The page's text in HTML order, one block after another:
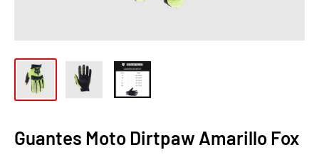
Guantes Moto Dirtpaw Amarillo Fox